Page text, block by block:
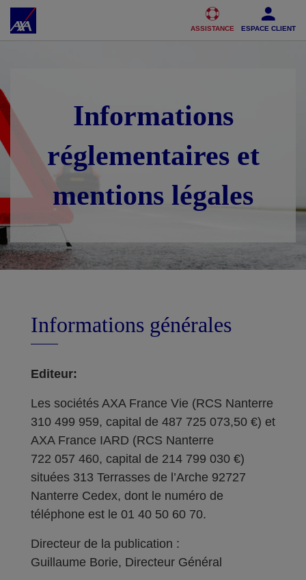
Accéder au Contenu Accéder au Pied de page
ASSISTANCE ESPACE CLIENT
Informations
réglementaires et
mentions légales
Informations générales
Editeur:
Les sociétés AXA France Vie (RCS Nanterre
310 499 959, capital de 487 725 073,50 €) et
AXA France IARD (RCS Nanterre
722 057 460, capital de 214 799 030 €)
situées 313 Terrasses de l’Arche 92727
Nanterre Cedex, dont le numéro de
téléphone est le 01 40 50 60 70.
Directeur de la publication :
Guillaume Borie, Directeur Général